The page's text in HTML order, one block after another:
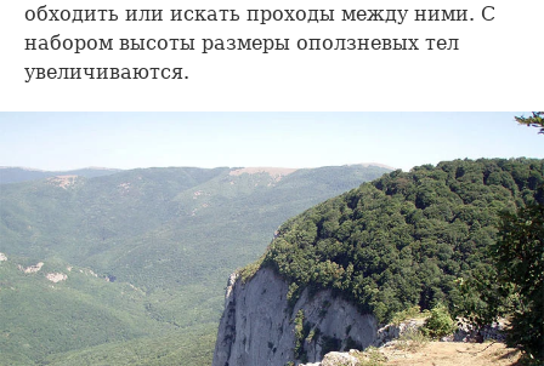
обходить или искать проходы между ними. С
набором высоты размеры оползневых тел
увеличиваются.